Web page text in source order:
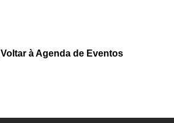
Voltar à Agenda de Eventos